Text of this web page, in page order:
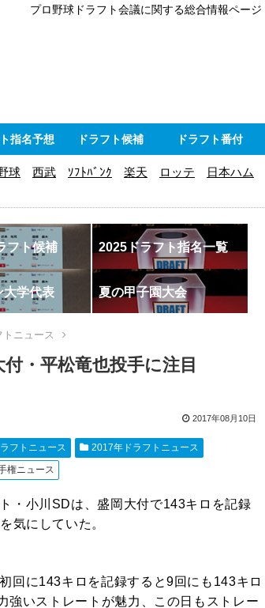
プロ野球ドラフト会議に関する総合情報ページ
指名予想 ドラフト候補 ドラフト番付
球 西武 ｿﾌﾄﾊﾞﾝｸ 楽天 ロッテ 日本ハム
フト候補 2025ドラフト指名一覧
大学代表 夏の甲子園大会
ニュース
・平松竜也投手に注目
2017年08月10日
フトニュース
2017年ドラフトニュース
権ニュース
・小川SDは、盛岡大付で143キロを記録
気にしていた。
回に143キロを記録すると9回にも143キロ
強いストレートが魅力、この日もストレー